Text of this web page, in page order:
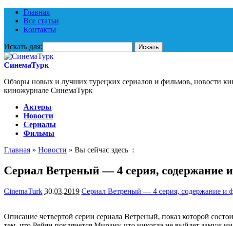
Главная
Все статьи
Контакты
Искать для:
СинемаТурк
Обзоры новых и лучших турецких сериалов и фильмов, новости
киножурнале СинемаТурк
Актеры
Новости
Сериалы
Фильмы
Главная » Новости » Вы сейчас здесь :
Сериал Ветреный — 4 серия, содержание
CinemaTurk 30.03.2019 Сериал Ветреный — 4 серия, содержание и
Описание четвертой серии сериала Ветреный, показ которой